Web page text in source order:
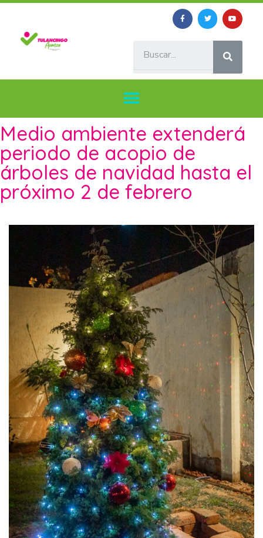
Medio ambiente extenderá
periodo de acopio de
árboles de navidad hasta el
próximo 2 de febrero